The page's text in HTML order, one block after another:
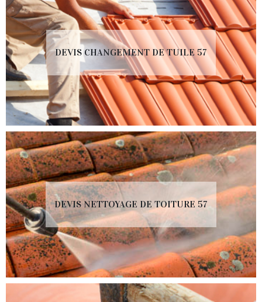
DEVIS CHANGEMENT DE TUILE 57
DEVIS NETTOYAGE DE TOITURE 57